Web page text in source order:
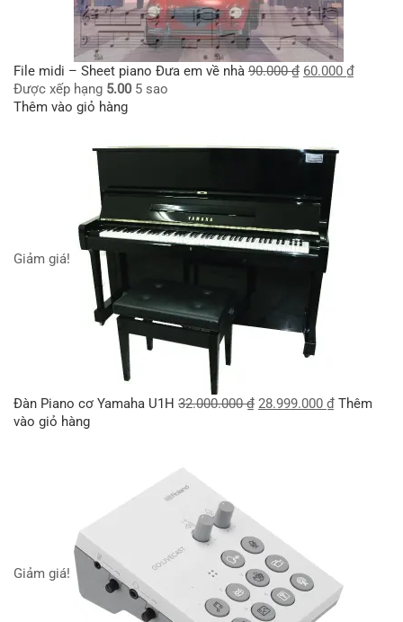
File midi – Sheet piano Đưa em về nhà 90.000₫ 60.000 ₫
Được xếp hạng 5.005 sao
Thêm vào giỏ hàng
Giảm giá!
Đàn Piano cơ Yamaha U1H 32.000.000₫ 28.999.000 ₫ Thêm
vào giỏ hàng
Giảm giá!